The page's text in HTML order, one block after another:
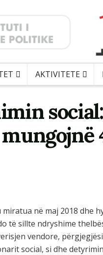
AKTIVITETE
social:
në maj 2018 dhe
të sillte ndryshime
vendore,
social, si dhe